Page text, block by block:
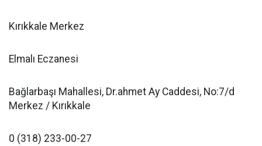
Kırıkkale Merkez
Elmalı Eczanesi
Bağlarbaşı Mahallesi, Dr.ahmet Ay Caddesi, No:7/d
Merkez / Kırıkkale
0 (318) 233-00-27